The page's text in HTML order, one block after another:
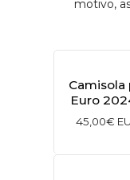
motivo,
Euro
45,00€